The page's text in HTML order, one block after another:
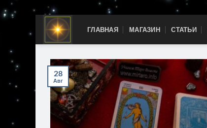
Skip
content
ГЛАВНАЯ МАГАЗИН СТАТЬИ
28
Авг